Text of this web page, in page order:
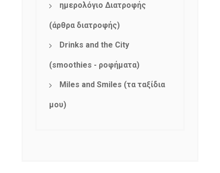
ημερολόγιο Διατροφής
(άρθρα διατροφής)
Drinks and the City
(smoothies - ροφήματα)
Miles and Smiles (τα ταξίδια
μου)